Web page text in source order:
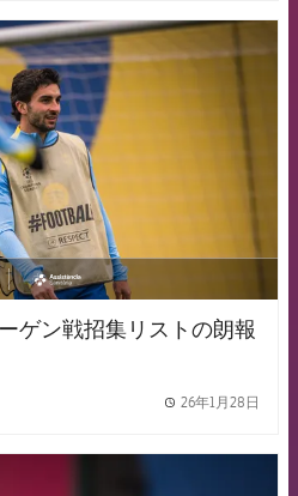
FCB Barcelona badge
asistencia
ゲン戦招集リストの朗報
26年1月28日